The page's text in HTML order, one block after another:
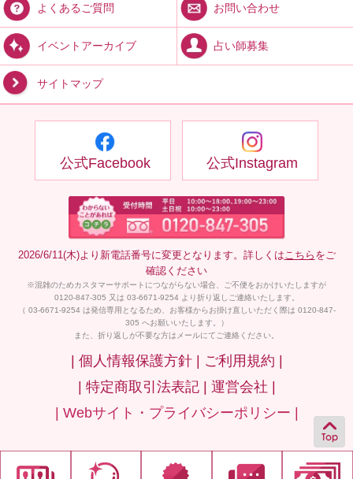
よくあるご質問 お問い合わせ
イベントアーカイブ 占い師募集
サイトマップ
公式Facebook 公式Instagram
2026/6/11(木)より新電話番号に変更となります。詳しくは こちら をご
確認ください
※混雑のためカスタマーサポートにつながらない場合、ご不便をおかけいたしますが
0120-847-305 又は 03-6671-9254 より折り返しご連絡いたします。
（ 03-6671-9254 は発信専用となるため、お客様からお掛け直しいただく際は 0120-847-
305 へお願いいたします。）
また、折り返しが不要な方はメールにてご連絡ください。
| 個人情報保護方針 | ご利用規約 |
| 特定商取引法表記 | 運営会社 |
| Webサイト・プライバシーポリシー |